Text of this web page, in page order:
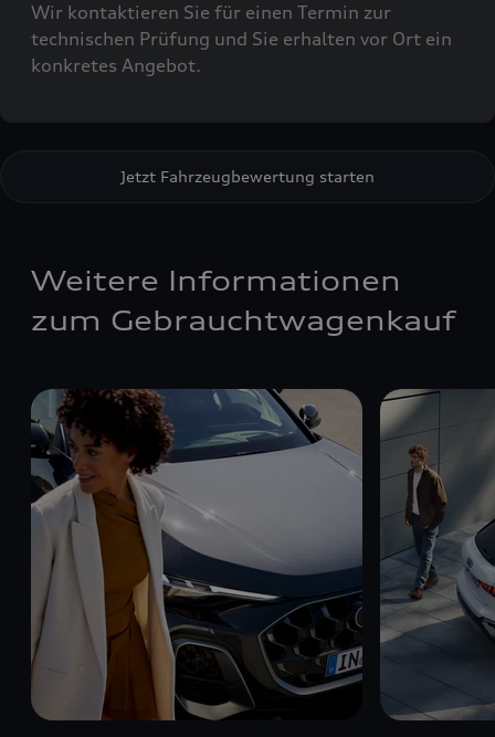
Wir kontaktieren Sie für einen Termin zur
technischen Prüfung und Sie erhalten vor Ort ein
konkretes Angebot.
Jetzt Fahrzeugbewertung starten
Weitere Informationen
zum Gebrauchtwagenkauf